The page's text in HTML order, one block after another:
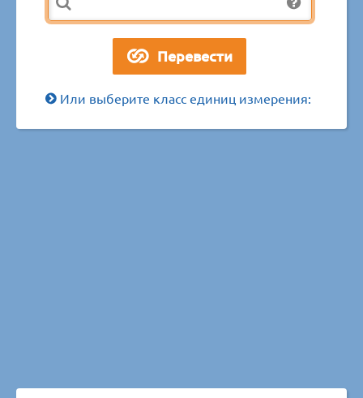
Или выберите класс единиц измерения: